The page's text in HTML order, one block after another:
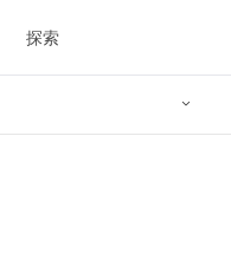
探索
